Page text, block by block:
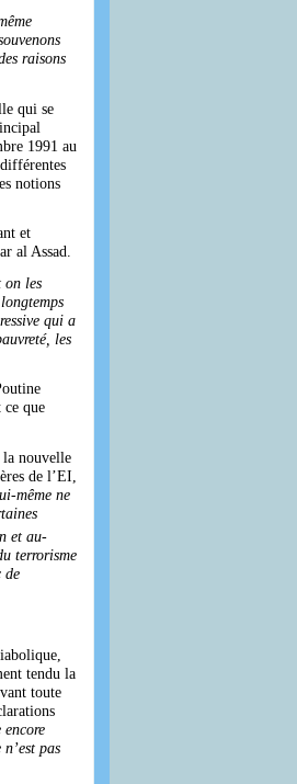
raisons
qui se
1991 au
notions
et
al Assad.
on les
qui a
les
ce que
la nouvelle
de l’EI,
même ne
et au-
terrorisme
de
tendu la
toute
encore
pas